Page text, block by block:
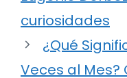
curiosidades
¿Qué
Veces al Mes?